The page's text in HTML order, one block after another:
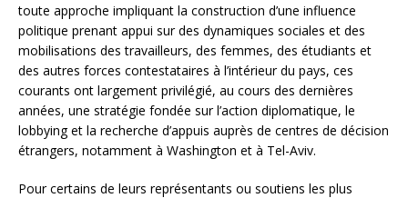
toute approche impliquant la construction d’une influence
politique prenant appui sur des dynamiques sociales et des
mobilisations des travailleurs, des femmes, des étudiants et
des autres forces contestataires à l’intérieur du pays, ces
courants ont largement privilégié, au cours des dernières
années, une stratégie fondée sur l’action diplomatique, le
lobbying et la recherche d’appuis auprès de centres de décision
étrangers, notamment à Washington et à Tel-Aviv.
Pour certains de leurs représentants ou soutiens les plus